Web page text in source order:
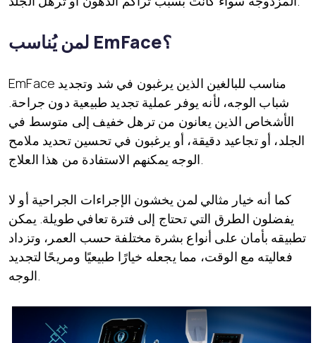
لمن يُناسب EmFace؟
EmFace مناسب للبالغين الذين يرغبون في شد وتجديد
شباب الوجه، لأنه يوفر عملية تجديد طبيعية دون جراحة.
الأشخاص الذين يعانون من ترهل خفيف إلى متوسط في
الجلد، أو تجاعيد دقيقة، أو يرغبون في تحسين تحديد ملامح
الوجه يمكنهم الاستفادة من هذا العلاج.
كما أنه خيار مثالي لمن يخشون الإجراءات الجراحية أو لا
يفضلون الطرق التي تحتاج إلى فترة تعافي طويلة. يمكن
تطبيقه بأمان على أنواع بشرة مختلفة حسب العمر، وتزداد
فعاليته مع الوقت، مما يجعله خيارًا طبيعيًا ومريحًا لتجديد
الوجه.